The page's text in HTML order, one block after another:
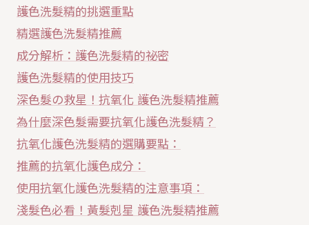
護色洗髮精的挑選重點
精選護色洗髮精推薦
成分解析：護色洗髮精的祕密
護色洗髮精的使用技巧
深色髮の救星！抗氧化 護色洗髮精推薦
為什麼深色髮需要抗氧化護色洗髮精？
抗氧化護色洗髮精的選購要點：
推薦的抗氧化護色成分：
使用抗氧化護色洗髮精的注意事項：
淺髮色必看！黃髮剋星 護色洗髮精推薦